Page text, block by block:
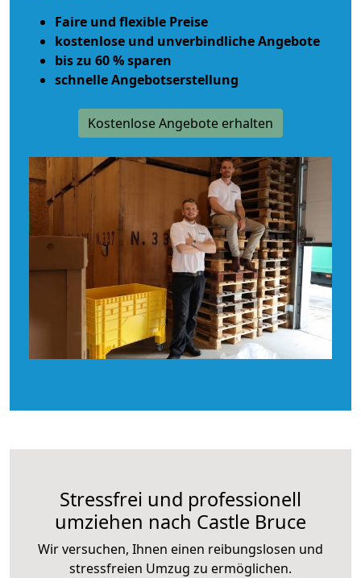
Faire und flexible Preise
kostenlose und unverbindliche Angebote
bis zu 60 % sparen
schnelle Angebotserstellung
Kostenlose Angebote erhalten
Stressfrei und professionell
umziehen nach Castle Bruce
Wir versuchen, Ihnen einen reibungslosen und
stressfreien Umzug zu ermöglichen.